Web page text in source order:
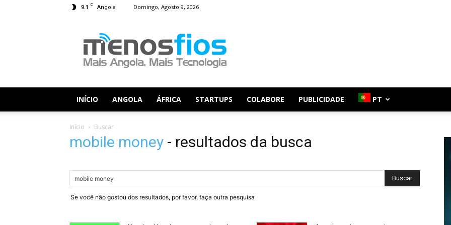
9.1 C Angola Domingo, Agosto 9, 2026
Fios
INÍCIO ANGOLA ÁFRICA STARTUPS COLABORE PUBLICIDADE PT
Início Buscar
mobile money - resultados da busca
Se você não gostou dos resultados, por favor, faça outra pesquisa